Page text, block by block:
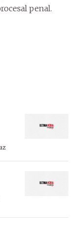
penal.